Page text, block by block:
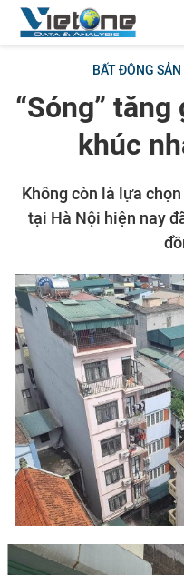
BẤT ĐỘNG SẢN
“Sóng”
khúc
Không còn là lựa
tại Hà Nội hiện nay